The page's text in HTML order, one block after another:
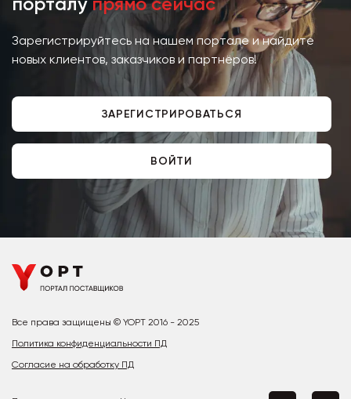
Зарегистрируйтесь на нашем портале и найдите
новых клиентов, заказчиков и партнёров!
ЗАРЕГИСТРИРОВАТЬСЯ
ВОЙТИ
Все права защищены © YOPT 2016 - 2025
Политика конфиденциальности ПД
Согласие на обработку ПД